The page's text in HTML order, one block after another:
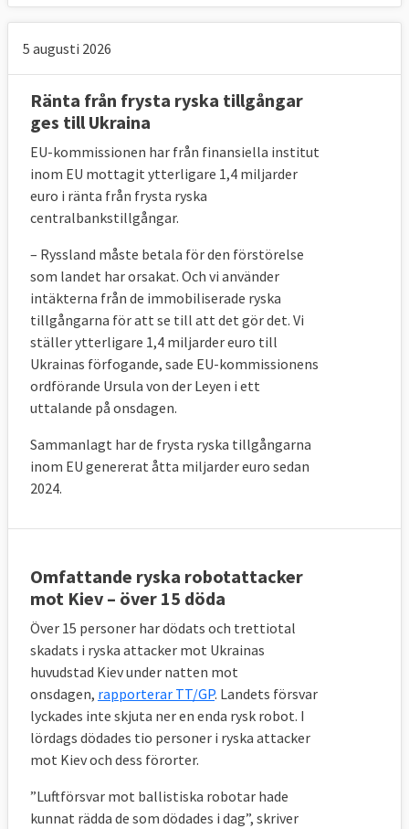
5 augusti 2026
Ränta från frysta ryska tillgångar
ges till Ukraina
EU-kommissionen har från finansiella institut
inom EU mottagit ytterligare 1,4 miljarder
euro i ränta från frysta ryska
centralbankstillgångar.
– Ryssland måste betala för den förstörelse
som landet har orsakat. Och vi använder
intäkterna från de immobiliserade ryska
tillgångarna för att se till att det gör det. Vi
ställer ytterligare 1,4 miljarder euro till
Ukrainas förfogande, sade EU-kommissionens
ordförande Ursula von der Leyen i ett
uttalande på onsdagen.
Sammanlagt har de frysta ryska tillgångarna
inom EU genererat åtta miljarder euro sedan
2024.
Omfattande ryska robotattacker
mot Kiev – över 15 döda
Över 15 personer har dödats och trettiotal
skadats i ryska attacker mot Ukrainas
huvudstad Kiev under natten mot
onsdagen, rapporterar TT/GP. Landets försvar
lyckades inte skjuta ner en enda rysk robot. I
lördags dödades tio personer i ryska attacker
mot Kiev och dess förorter.
”Luftförsvar mot ballistiska robotar hade
kunnat rädda de som dödades i dag”, skriver